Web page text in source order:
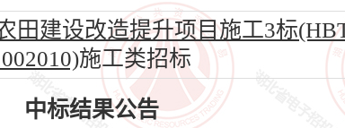
田建设改造提升项目施工3标
施工类招标
中标结果公告